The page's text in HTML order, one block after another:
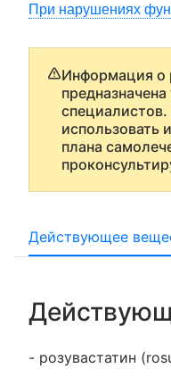
При нарушениях
Информация о
использовать
плана
Действующее
- розувастатин